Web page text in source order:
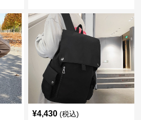
¥4,430 (税込)